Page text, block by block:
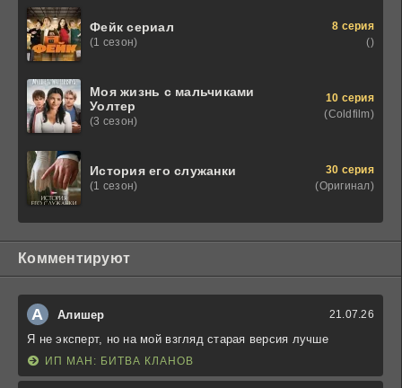
Фейк сериал
(1 сезон)
8 серия
()
Моя жизнь с мальчиками
Уолтер
(3 сезон)
10 серия
(Coldfilm)
История его служанки
(1 сезон)
30 серия
(Оригинал)
Комментируют
А Алишер 21.07.26
Я не эксперт, но на мой взгляд старая версия лучше
ИП МАН: БИТВА КЛАНОВ